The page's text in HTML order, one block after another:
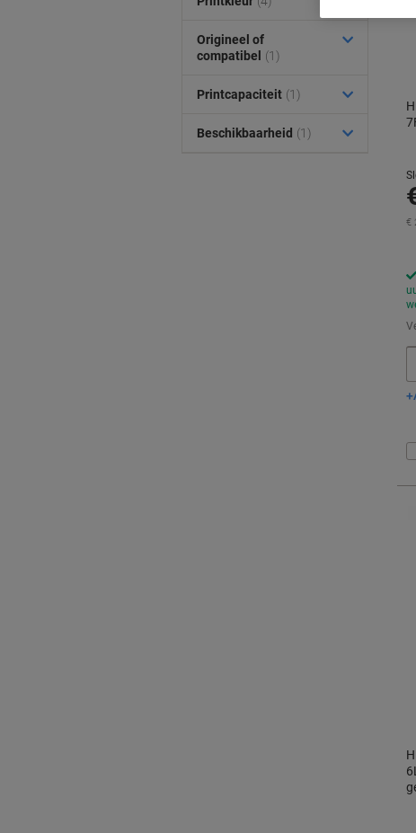
€
Origineel of
compatibel
(1)
Printcapaciteit (1)
Beschikbaarheid (1)